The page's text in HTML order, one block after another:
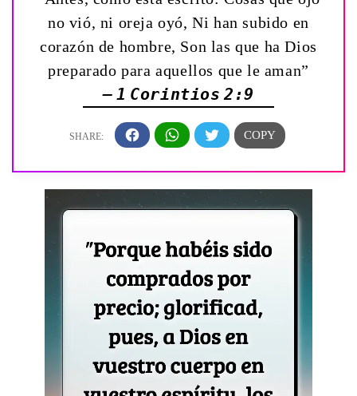
no vió, ni oreja oyó, Ni han subido en
corazón de hombre, Son las que ha Dios
preparado para aquellos que le aman”
— 1 Corintios 2:9